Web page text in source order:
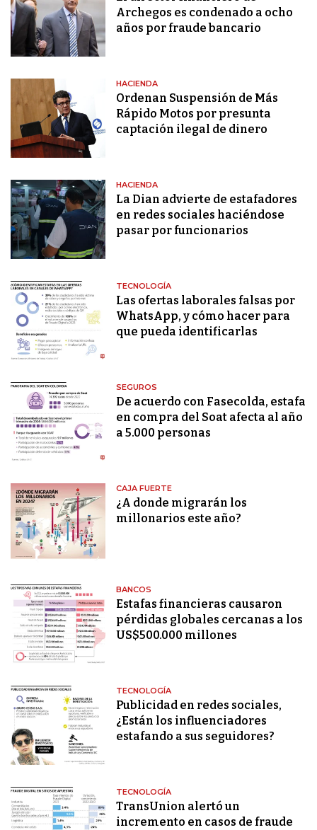
Archegos es condenado a ocho
años por fraude bancario
HACIENDA
Ordenan Suspensión de Más
Rápido Motos por presunta
captación ilegal de dinero
HACIENDA
La Dian advierte de estafadores
en redes sociales haciéndose
pasar por funcionarios
TECNOLOGÍA
Las ofertas laborales falsas por
WhatsApp, y cómo hacer para
que pueda identificarlas
SEGUROS
De acuerdo con Fasecolda, estafa
en compra del Soat afecta al año
a 5.000 personas
CAJA FUERTE
¿A donde migrarán los
millonarios este año?
BANCOS
Estafas financieras causaron
pérdidas globales cercanas a los
US$500.000 millones
TECNOLOGÍA
Publicidad en redes sociales,
¿Están los influenciadores
estafando a sus seguidores?
TECNOLOGÍA
TransUnion alertó un
incremento en casos de fraude